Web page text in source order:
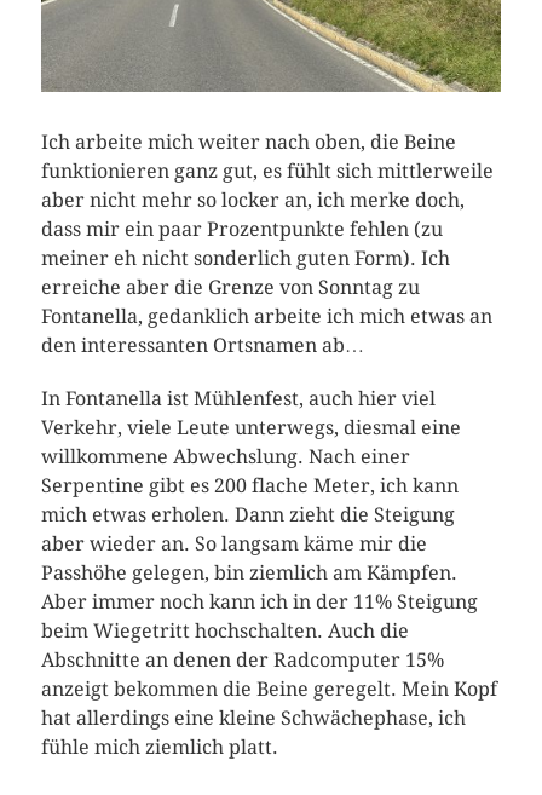
Ich arbeite mich weiter nach oben, die Beine
funktionieren ganz gut, es fühlt sich mittlerweile
aber nicht mehr so locker an, ich merke doch,
dass mir ein paar Prozentpunkte fehlen (zu
meiner eh nicht sonderlich guten Form). Ich
erreiche aber die Grenze von Sonntag zu
Fontanella, gedanklich arbeite ich mich etwas an
den interessanten Ortsnamen ab…
In Fontanella ist Mühlenfest, auch hier viel
Verkehr, viele Leute unterwegs, diesmal eine
willkommene Abwechslung. Nach einer
Serpentine gibt es 200 flache Meter, ich kann
mich etwas erholen. Dann zieht die Steigung
aber wieder an. So langsam käme mir die
Passhöhe gelegen, bin ziemlich am Kämpfen.
Aber immer noch kann ich in der 11% Steigung
beim Wiegetritt hochschalten. Auch die
Abschnitte an denen der Radcomputer 15%
anzeigt bekommen die Beine geregelt. Mein Kopf
hat allerdings eine kleine Schwächephase, ich
fühle mich ziemlich platt.